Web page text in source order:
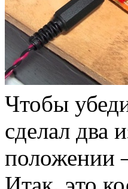
Чтобы
сделал два
положении